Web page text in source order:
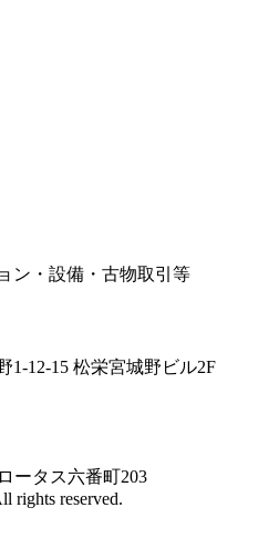
ン・設備・古物取引等
1-12-15 松栄宮城野ビル2F
ータス六番町203
rights reserved.